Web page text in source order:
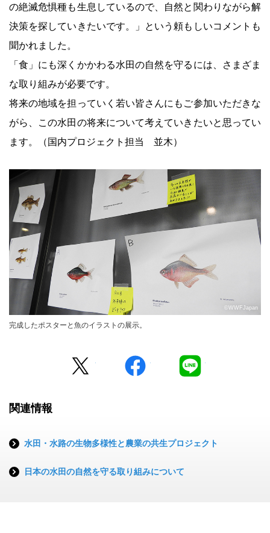
の絶滅危惧種も生息しているので、自然と関わりながら解
決策を探していきたいです。」という頼もしいコメントも
聞かれました。
「食」にも深くかかわる水田の自然を守るには、さまざま
な取り組みが必要です。
将来の地域を担っていく若い皆さんにもご参加いただきな
がら、この水田の将来について考えていきたいと思ってい
ます。（国内プロジェクト担当 並木）
©WWFJapan
完成したポスターと魚のイラストの展示。
facebook
関連情報
水田・水路の生物多様性と農業の共生プロジェクト
日本の水田の自然を守る取り組みについて